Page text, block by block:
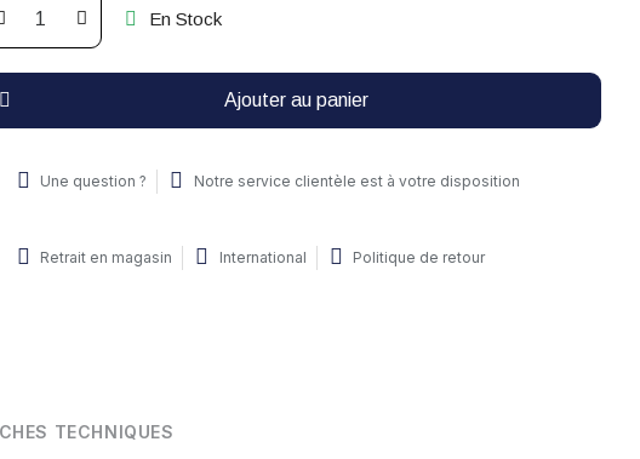
En Stock
Ajouter au panier
Une question ? Notre service clientèle est à votre disposition
Retrait en magasin International Politique de retour
TECHNIQUES